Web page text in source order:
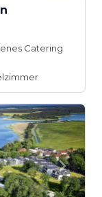
Catering